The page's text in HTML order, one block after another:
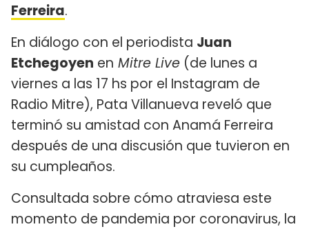
Ferreira.
En diálogo con el periodista Juan
Etchegoyen en Mitre Live (de lunes a
viernes a las 17 hs por el Instagram de
Radio Mitre), Pata Villanueva reveló que
terminó su amistad con Anamá Ferreira
después de una discusión que tuvieron en
su cumpleaños.
Consultada sobre cómo atraviesa este
momento de pandemia por coronavirus, la